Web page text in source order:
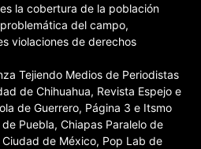
la cobertura de la población
del campo,
violaciones de derechos
Tejiendo Medios de Periodistas
de Chihuahua, Revista Espejo e
de Guerrero, Página 3 e Itsmo
Puebla, Chiapas Paralelo de
de México, Pop Lab de